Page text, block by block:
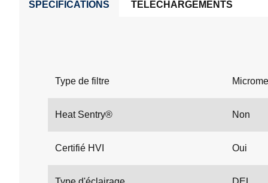
SPÉCIFICATIONS TÉLÉCHARGEMENTS
Type de filtre
Heat Sentry® Non
Certifié HVI Oui